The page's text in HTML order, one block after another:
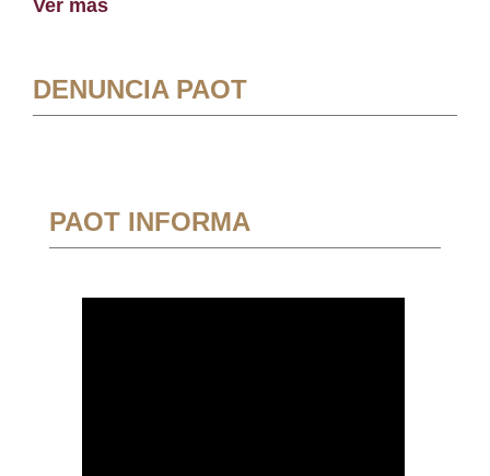
Ver más
DENUNCIA PAOT
PAOT INFORMA